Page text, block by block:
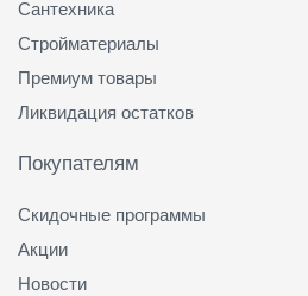
Сантехника
Стройматериалы
Премиум товары
Ликвидация остатков
Покупателям
Скидочные программы
Акции
Новости